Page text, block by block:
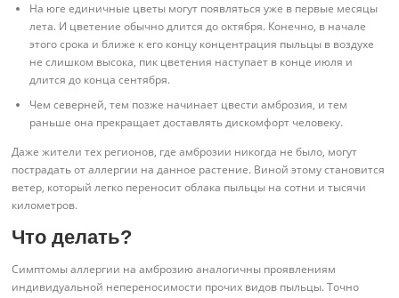
На юге единичные цветы могут появляться уже в первые месяцы
лета. И цветение обычно длится до октября. Конечно, в начале
этого срока и ближе к его концу концентрация пыльцы в воздухе
не слишком высока, пик цветения наступает в конце июля и
длится до конца сентября.
Чем северней, тем позже начинает цвести амброзия, и тем
раньше она прекращает доставлять дискомфорт человеку.
Даже жители тех регионов, где амброзии никогда не было, могут
пострадать от аллергии на данное растение. Виной этому становится
ветер, который легко переносит облака пыльцы на сотни и тысячи
километров.
Что делать?
Симптомы аллергии на амброзию аналогичны проявлениям
индивидуальной непереносимости прочих видов пыльцы. Точно